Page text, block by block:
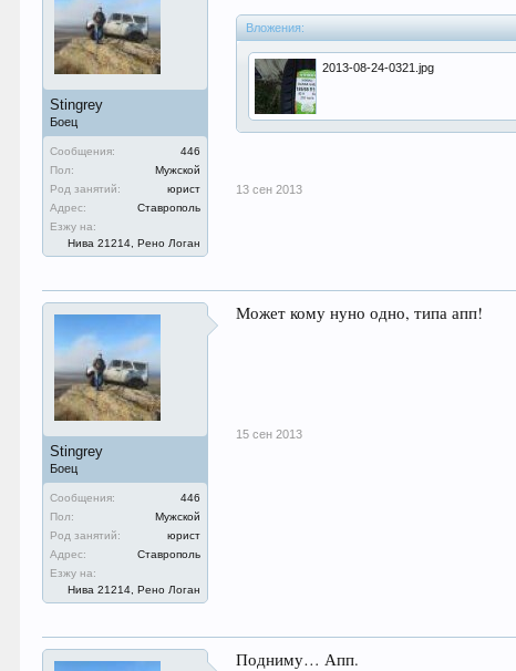
Stingrey
Боец
Сообщения:
446
Пол:
Мужской
Род занятий:
юрист
Адрес:
Ставрополь
Езжу на:
Нива 21214, Рено Логан
Вложения:
2013-08-24-0321.jpg
13 сен 2013
Stingrey
Боец
Сообщения:
446
Пол:
Мужской
Род занятий:
юрист
Адрес:
Ставрополь
Езжу на:
Нива 21214, Рено Логан
Может кому нуно одно, типа апп!
15 сен 2013
Подниму… Апп.